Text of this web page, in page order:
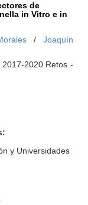
de
in Vitro e in
/ Joaquín
2020 Retos -
y Universidades